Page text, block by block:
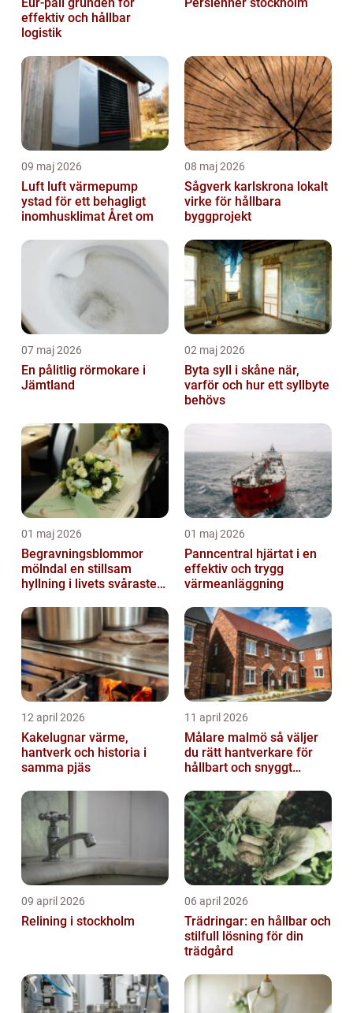
effektiv och hållbar
logistik
09 maj 2026
Luft luft värmepump
ystad för ett behagligt
inomhusklimat Året om
08 maj 2026
Sågverk karlskrona lokalt
virke för hållbara
byggprojekt
07 maj 2026
En pålitlig rörmokare i
Jämtland
02 maj 2026
Byta syll i skåne när,
varför och hur ett syllbyte
behövs
01 maj 2026
Begravningsblommor
mölndal en stillsam
hyllning i livets svåraste
01 maj 2026
Panncentral hjärtat i en
effektiv och trygg
värmeanläggning
12 april 2026
Kakelugnar värme,
hantverk och historia i
samma pjäs
11 april 2026
Målare malmö så väljer
du rätt hantverkare för
hållbart och snyggt
09 april 2026
Relining i stockholm
06 april 2026
Trädringar: en hållbar och
stilfull lösning för din
trädgård